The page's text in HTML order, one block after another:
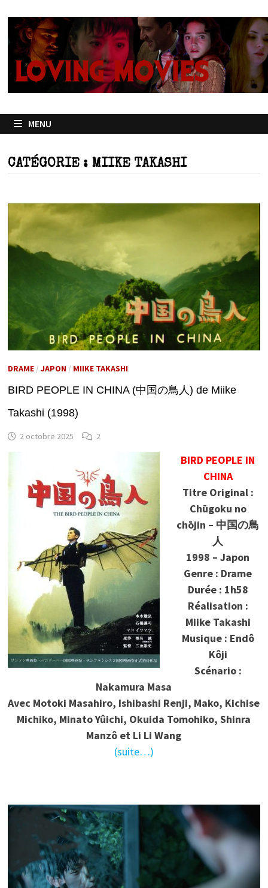
contenu
MENU
CATÉGORIE : MIIKE TAKASHI
DRAME/ JAPON/ MIIKE TAKASHI
BIRD PEOPLE IN CHINA (中国の鳥人) de Miike
Takashi (1998)
2 octobre 2025 2
BIRD PEOPLE IN
CHINA
Titre Original :
Chūgoku no
chōjin – 中国の鳥
人
1998 – Japon
Genre : Drame
Durée : 1h58
Réalisation :
Miike Takashi
Musique : Endô
Kôji
Scénario :
Nakamura Masa
Avec Motoki Masahiro, Ishibashi Renji, Mako, Kichise
Michiko, Minato Yûichi, Okuida Tomohiko, Shinra
Manzô et Li Li Wang
(suite…)